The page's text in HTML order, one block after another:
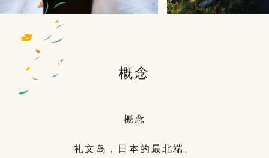
概念
概念
礼文岛，日本的最北端。